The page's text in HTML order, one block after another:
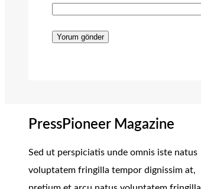
PressPioneer Magazine
Sed ut perspiciatis unde omnis iste natus
voluptatem fringilla tempor dignissim at,